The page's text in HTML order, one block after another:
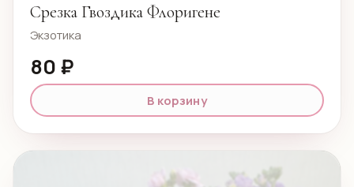
Срезка Гвоздика Флоригене
Экзотика
80 ₽
В корзину